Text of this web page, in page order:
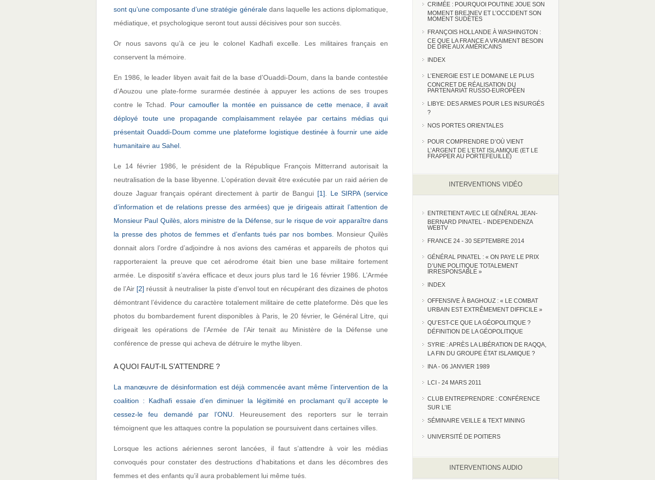
sont qu’une composante d’une stratégie généraledans laquelle les actions diplomatique,
médiatique, et psychologique seront tout aussi décisives pour son succès.
Or nous savons qu’à ce jeu le colonel Kadhafi excelle. Les militaires français en
conservent la mémoire.
En 1986, le leader libyen avait fait de la base d’Ouaddi-Doum, dans la bande contestée
d’Aouzou une plate-forme surarmée destinée à appuyer les actions de ses troupes
contre le Tchad. Pour camoufler la montée en puissance de cette menace, il avait
déployé toute une propagande complaisamment relayée par certains médias qui
présentait Ouaddi-Doum comme une plateforme logistique destinée à fournir une aide
humanitaire au Sahel.
Le 14 février 1986, le président de la République François Mitterrand autorisait la
neutralisation de la base libyenne. L’opération devait être exécutée par un raid aérien de
douze Jaguar français opérant directement à partir de Bangui [1]
Le SIRPA (service
d’information et de relations presse des armées) que je dirigeais attirait l’attention de
Monsieur Paul Quilès, alors ministre de la Défense, sur le risque de voir apparaître dans
la presse des photos de femmes et d’enfants tués par nos bombes.
Monsieur Quilès
donnait alors l’ordre d’adjoindre à nos avions des caméras et appareils de photos qui
rapporteraient la preuve que cet aérodrome était bien une base militaire fortement
armée. Le dispositif s’avéra efficace et deux jours plus tard le 16 février 1986. L’Armée
de l’Air [2] réussit à neutraliser la piste d’envol tout en récupérant des dizaines de photos
démontrant l’évidence du caractère totalement militaire de cette plateforme. Dès que les
photos du bombardement furent disponibles à Paris, le 20 février, le Général Litre, qui
dirigeait les opérations de l’Armée de l’Air tenait au Ministère de la Défense une
conférence de presse qui acheva de détruire le mythe libyen.
A QUOI FAUT-IL S’ATTENDRE ?
La manœuvre de désinformation est déjà commencée avant même l’intervention de la
coalition : Kadhafi essaie d’en diminuer la légitimité en proclamant qu’il accepte le
cessez-le feu demandé par l’ONU.
Heureusement des reporters sur le terrain
témoignent que les attaques contre la population se poursuivent dans certaines villes.
Lorsque les actions aériennes seront lancées, il faut s’attendre à voir les médias
convoqués pour constater des destructions d’habitations et dans les décombres des
femmes et des enfants qu’il aura probablement lui même tués.
CRIMÉE : POURQUOI POUTINE JOUE SON
MOMENT BREJNEV ET L’OCCIDENT SON
MOMENT SUDÈTES
FRANÇOIS HOLLANDE À WASHINGTON :
CE QUE LA FRANCE A VRAIMENT BESOIN
DE DIRE AUX AMÉRICAINS
INDEX
L’ENERGIE EST LE DOMAINE LE PLUS
CONCRET DE RÉALISATION DU
PARTENARIAT RUSSO-EUROPÉEN
LIBYE: DES ARMES POUR LES INSURGÉS
?
NOS PORTES ORIENTALES
POUR COMPRENDRE D’OÙ VIENT
L’ARGENT DE L’ETAT ISLAMIQUE (ET LE
FRAPPER AU PORTEFEUILLE)
INTERVENTIONS VIDÉO
ENTRETIENT AVEC LE GÉNÉRAL JEAN-
BERNARD PINATEL - INDEPENDENZA
WEBTV
FRANCE 24 - 30 SEPTEMBRE 2014
GÉNÉRAL PINATEL : « ON PAYE LE PRIX
D’UNE POLITIQUE TOTALEMENT
IRRESPONSABLE »
INDEX
OFFENSIVE À BAGHOUZ : « LE COMBAT
URBAIN EST EXTRÊMEMENT DIFFICILE »
QU’EST-CE QUE LA GÉOPOLITIQUE ?
DÉFINITION DE LA GÉOPOLITIQUE
SYRIE : APRÈS LA LIBÉRATION DE RAQQA,
LA FIN DU GROUPE ÉTAT ISLAMIQUE ?
INA - 06 JANVIER 1989
LCI - 24 MARS 2011
CLUB ENTREPRENDRE : CONFÉRENCE
SUR L’IE
SÉMINAIRE VEILLE & TEXT MINING
UNIVERSITÉ DE POITIERS
INTERVENTIONS AUDIO